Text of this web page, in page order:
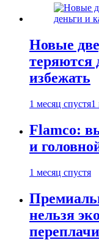
Новые
теряются
избежать
1 месяц спустя1
Flamco:
и
1 месяц спустя
нельзя